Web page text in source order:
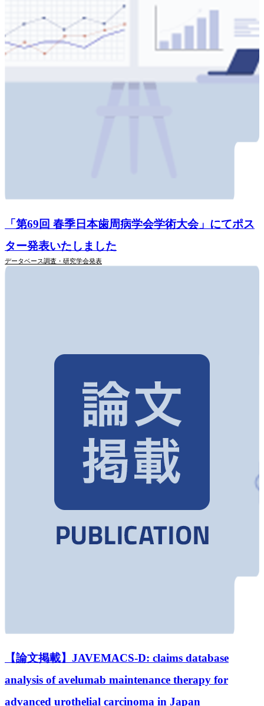
「第69回 春季日本歯周病学会学術大会」にてポス
ター発表いたしました
データベース調査・研究学会発表
【論文掲載】JAVEMACS-D: claims database
analysis of avelumab maintenance therapy for
advanced urothelial carcinoma in Japan